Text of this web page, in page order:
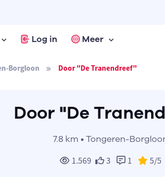
Log in Meer
Borgloon Door "De Tranendreef"
Door "De
7.8 km • Tongeren-
1.569 3 1 5/5